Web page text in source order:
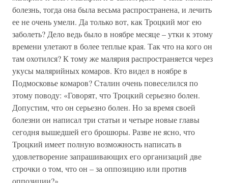
болезнь, тогда она была весьма распространена, и лечить
ее не очень умели. Да только вот, как Троцкий мог ею
заболеть? Дело ведь было в ноябре месяце – утки к этому
времени улетают в более теплые края. Так что на кого он
там охотился? К тому же малярия распространяется через
укусы малярийных комаров. Кто видел в ноябре в
Подмосковье комаров? Сталин очень повеселился по
этому поводу: «Говорят, что Троцкий серьезно болен.
Допустим, что он серьезно болен. Но за время своей
болезни он написал три статьи и четыре новые главы
сегодня вышедшей его брошюры. Разве не ясно, что
Троцкий имеет полную возможность написать в
удовлетворение запрашивающих его организаций две
строчки о том, что он – за оппозицию или против
оппозиции?»